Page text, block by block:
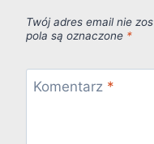
Twój adres email nie
pola są oznaczone *
Komentarz *